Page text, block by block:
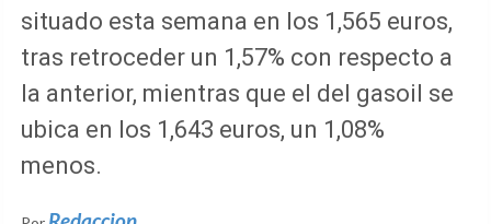
situado esta semana en los 1,565 euros,
tras retroceder un 1,57% con respecto a
la anterior, mientras que el del gasoil se
ubica en los 1,643 euros, un 1,08%
menos.